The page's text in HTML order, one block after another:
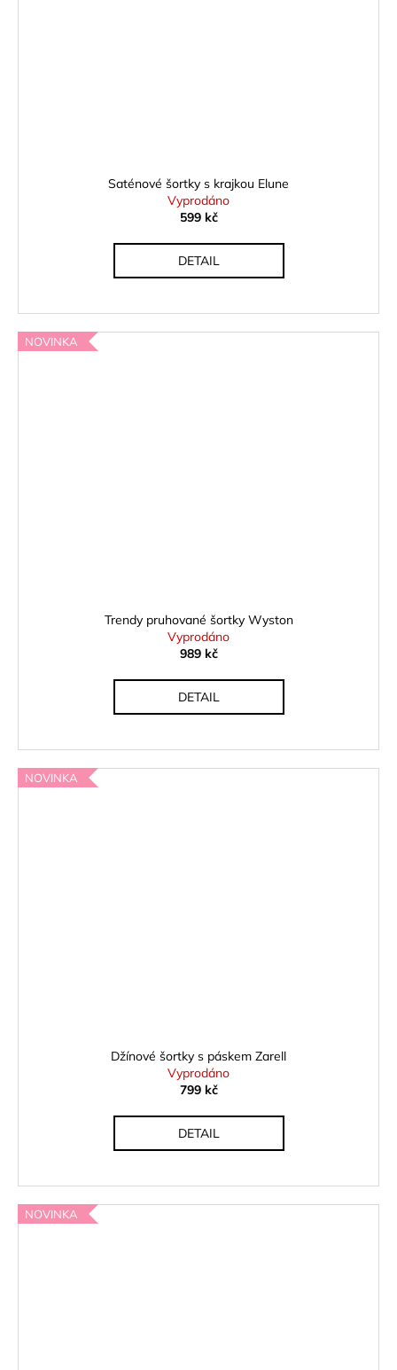
Saténové šortky s krajkou Elune
Vyprodáno
599 kč
DETAIL
NOVINKA
Trendy pruhované šortky Wyston
Vyprodáno
989 kč
DETAIL
NOVINKA
Džínové šortky s páskem Zarell
Vyprodáno
799 kč
DETAIL
NOVINKA